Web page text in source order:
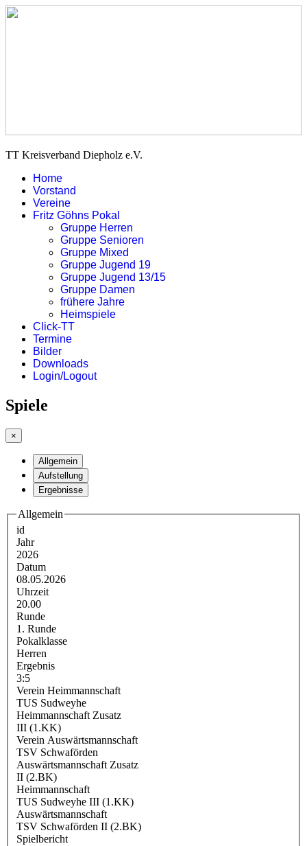
TT Kreisverband Diepholz e.V.
Home
Vorstand
Vereine
Fritz Göhns Pokal
Gruppe Herren
Gruppe Senioren
Gruppe Mixed
Gruppe Jugend 19
Gruppe Jugend 13/15
Gruppe Damen
frühere Jahre
Heimspiele
Click-TT
Termine
Bilder
Downloads
Login/Logout
Spiele
×
Allgemein
Aufstellung
Ergebnisse
Allgemein
id
Jahr
2026
Datum
08.05.2026
Uhrzeit
20.00
Runde
1. Runde
Pokalklasse
Herren
Ergebnis
3:5
Verein Heimmannschaft
TUS Sudweyhe
Heimmannschaft Zusatz
III (1.KK)
Verein Auswärtsmannschaft
TSV Schwaförden
Auswärtsmannschaft Zusatz
II (2.BK)
Heimmannschaft
TUS Sudweyhe III (1.KK)
Auswärtsmannschaft
TSV Schwaförden II (2.BK)
Spielbericht